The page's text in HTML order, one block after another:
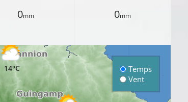
0mm
0mm
14°C
Temps
Vent